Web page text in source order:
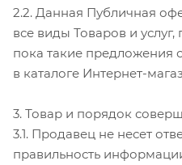
2.2. Данная Публичная
все виды Товаров и
пока такие предложения
в каталоге Интернет-
3. Товар и порядок
3.1. Продавец не несет
правильность